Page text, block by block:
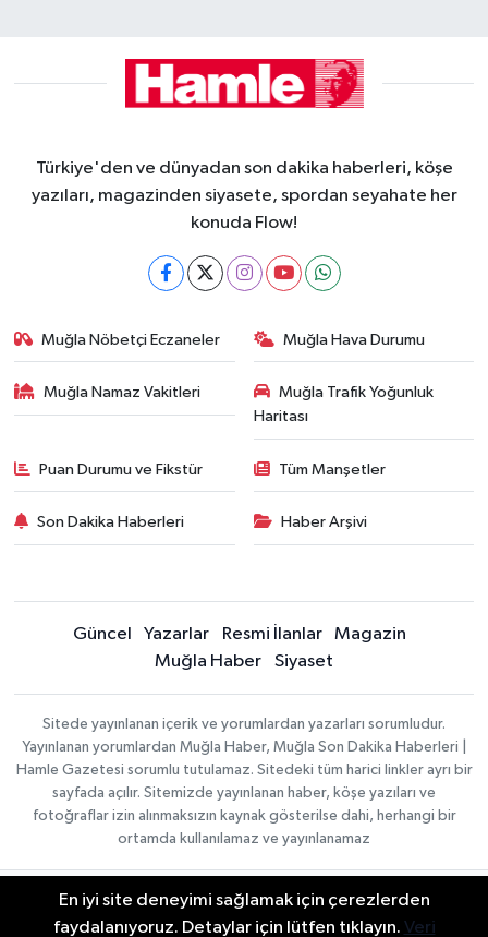
Türkiye'den ve dünyadan son dakika haberleri, köşe
yazıları, magazinden siyasete, spordan seyahate her
konuda Flow!
Muğla Nöbetçi Eczaneler Muğla Hava Durumu
Muğla Namaz Vakitleri
Muğla Trafik Yoğunluk
Haritası
Puan Durumu ve Fikstür Tüm Manşetler
Son Dakika Haberleri Haber Arşivi
Güncel Yazarlar Resmi İlanlar
Magazin
Muğla Haber
Siyaset
Sitede yayınlanan içerik ve yorumlardan yazarları sorumludur.
Yayınlanan yorumlardan Muğla Haber, Muğla Son Dakika Haberleri |
Hamle Gazetesi sorumlu tutulamaz. Sitedeki tüm harici linkler ayrı bir
sayfada açılır. Sitemizde yayınlanan haber, köşe yazıları ve
fotoğraflar izin alınmaksızın kaynak gösterilse dahi, herhangi bir
ortamda kullanılamaz ve yayınlanamaz
Gizlilik Sözleşmesi
Veri Politikası
Haber Yazılımı:
TE Bilişim
En iyi site deneyimi sağlamak için çerezlerden
faydalanıyoruz. Detaylar için lütfen tıklayın. Veri